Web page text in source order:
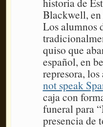
historia de
Blackwell, en
Los alumnos
quiso que
español, en
represora,
not speak
caja con
funeral para
presencia de